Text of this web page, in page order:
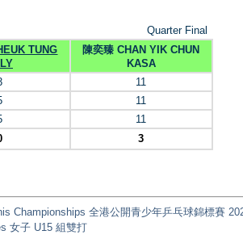
Quarter Final
TUNG
陳奕臻 CHAN YIK CHUN
KASA
11
11
11
3
Championships 全港公開青少年乒乓球錦標賽
女子 U15 組雙打